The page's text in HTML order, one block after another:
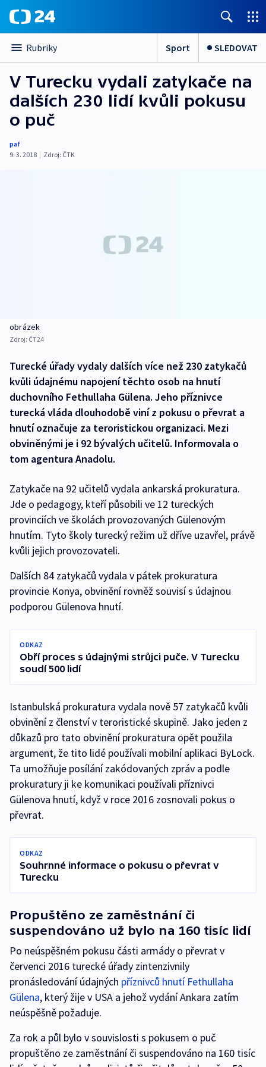
Rubriky Sport SLEDOVAT
V Turecku vydali zatykače na
dalších 230 lidí kvůli pokusu
o puč
paf
9. 3. 2018 | Zdroj: ČTK
obrázek
Zdroj: ČT24
Turecké úřady vydaly dalších více než 230 zatykačů
kvůli údajnému napojení těchto osob na hnutí
duchovního Fethullaha Gülena. Jeho příznivce
turecká vláda dlouhodobě viní z pokusu o převrat a
hnutí označuje za teroristickou organizaci. Mezi
obviněnými je i 92 bývalých učitelů. Informovala o
tom agentura Anadolu.
Zatykače na 92 učitelů vydala ankarská prokuratura.
Jde o pedagogy, kteří působili ve 12 tureckých
provinciích ve školách provozovaných Gülenovým
hnutím. Tyto školy turecký režim už dříve uzavřel, právě
kvůli jejich provozovateli.
Dalších 84 zatykačů vydala v pátek prokuratura
provincie Konya, obvinění rovněž souvisí s údajnou
podporou Gülenova hnutí.
ODKAZ
Obří proces s údajnými strůjci puče. V Turecku
soudí 500 lidí
Istanbulská prokuratura vydala nově 57 zatykačů kvůli
obvinění z členství v teroristické skupině. Jako jeden z
důkazů pro tato obvinění prokuratura opět použila
argument, že tito lidé používali mobilní aplikaci ByLock.
Ta umožňuje posílání zakódovaných zpráv a podle
prokuratury ji ke komunikaci používali příznivci
Gülenova hnutí, když v roce 2016 zosnovali pokus o
převrat.
ODKAZ
Souhrnné informace o pokusu o převrat v
Turecku
Propuštěno ze zaměstnání či
suspendováno už bylo na 160 tisíc lidí
Po neúspěšném pokusu části armády o převrat v
červenci 2016 turecké úřady zintenzivnily
pronásledování údajných příznivců hnutí Fethullaha
Gülena, který žije v USA a jehož vydání Ankara zatím
neúspěšně požaduje.
Za rok a půl bylo v souvislosti s pokusem o puč
propuštěno ze zaměstnání či suspendováno na 160 tisíc